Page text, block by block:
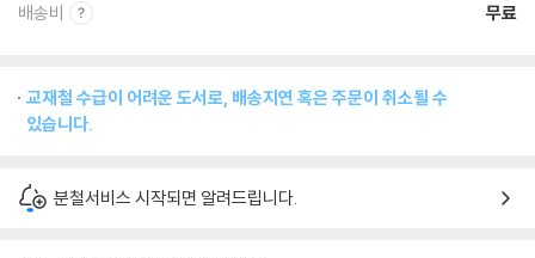
배송비 무료
교재철 수급이 어려운 도서로, 배송지연 혹은 주문이 취소될 수
있습니다.
분철서비스 시작되면 알려드립니다.